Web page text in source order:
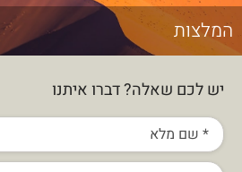
המלצות
יש לכם שאלה? דברו איתנו